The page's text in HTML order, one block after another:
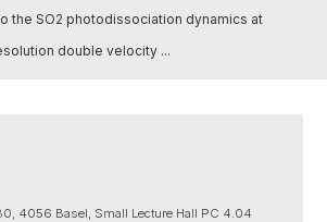
the SO2 photodissociation dynamics at
double velocity ...
4056 Basel, Small Lecture Hall PC 4.04